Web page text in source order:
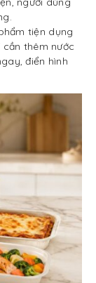
tiện dụng
thêm nước
điển hình